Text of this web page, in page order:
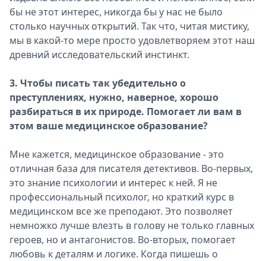
бы не этот интерес, никогда бы у нас не было
столько научных открытий. Так что, читая мистику,
мы в какой-то мере просто удовлетворяем этот наш
древний исследовательский инстинкт.
3. Чтобы писать так убедительно о
преступлениях, нужно, наверное, хорошо
разбираться в их природе. Помогает ли вам в
этом ваше медицинское образование?
Мне кажется, медицинское образование - это
отличная база для писателя детективов. Во-первых,
это знание психологии и интерес к ней. Я не
профессиональный психолог, но краткий курс в
медицинском все же преподают. Это позволяет
немножко лучше влезть в голову не только главных
героев, но и антагонистов. Во-вторых, помогает
любовь к деталям и логике. Когда пишешь о